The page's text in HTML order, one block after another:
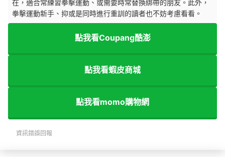
在，適合常練習拳擊運動、或需要時常替換綁帶的朋友。此外，
拳擊運動新手、抑或是同時進行重訓的讀者也不妨考慮看看。
點我看Coupang酷澎
點我看蝦皮商城
點我看momo購物網
資訊錯誤回報